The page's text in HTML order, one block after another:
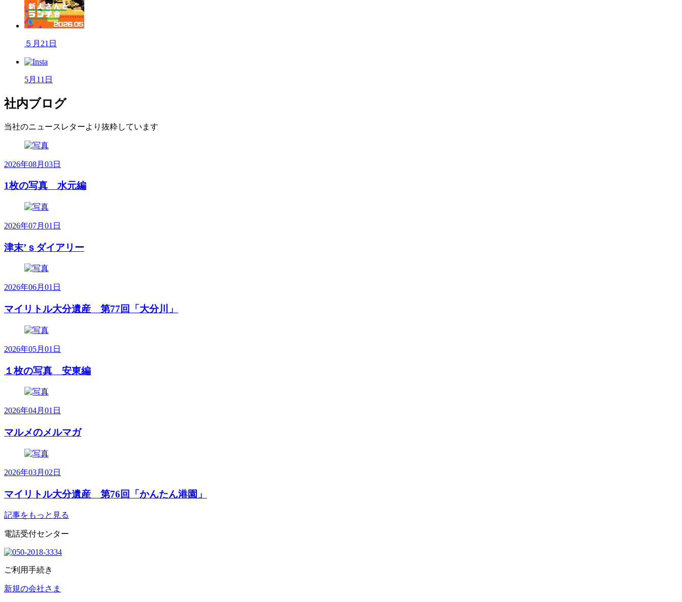
５月21日
5月11日
社内ブログ
当社のニュースレターより抜粋しています
2026年08月03日
1枚の写真 水元編
2026年07月01日
津末’ｓダイアリー
2026年06月01日
マイリトル大分遺産 第77回「大分川」
2026年05月01日
１枚の写真 安東編
2026年04月01日
マルメのメルマガ
2026年03月02日
マイリトル大分遺産 第76回「かんたん港園」
記事をもっと見る
電話受付センター
ご利用手続き
新規の会社さま